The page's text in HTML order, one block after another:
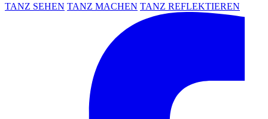
TANZ SEHEN TANZ MACHEN TANZ REFLEKTIEREN